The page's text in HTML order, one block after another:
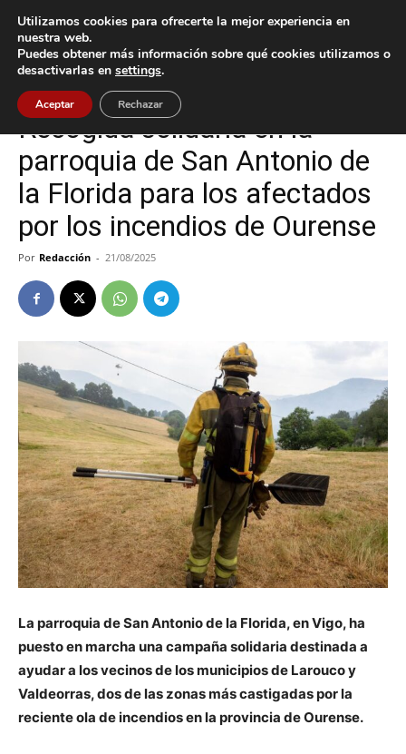
Inicio Vigo
Vigo
Recogida solidaria en la
parroquia de San Antonio de
la Florida para los afectados
por los incendios de Ourense
Por Redacción - 21/08/2025
La parroquia de San Antonio de la Florida, en Vigo, ha
puesto en marcha una campaña solidaria destinada a
ayudar a los vecinos de los municipios de Larouco y
Valdeorras, dos de las zonas más castigadas por la
reciente ola de incendios en la provincia de Ourense.
Utilizamos cookies para ofrecerte la mejor experiencia en
nuestra web.
Puedes obtener más información sobre qué cookies utilizamos o
desactivarlas en settings.
Aceptar Rechazar